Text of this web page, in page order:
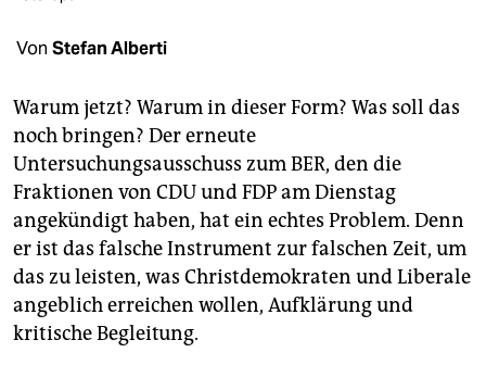
veranstaltungen
shop
unterstützen
genossenschaft
epaper login
Von Stefan Alberti
Warum jetzt? Warum in dieser Form? Was soll das
noch bringen? Der erneute
Untersuchungsausschuss zum BER, den die
Fraktionen von CDU und FDP am Dienstag
angekündigt haben, hat ein echtes Problem. Denn
er ist das falsche Instrument zur falschen Zeit, um
das zu leisten, was Christdemokraten und Liberale
angeblich erreichen wollen, Aufklärung und
kritische Begleitung.